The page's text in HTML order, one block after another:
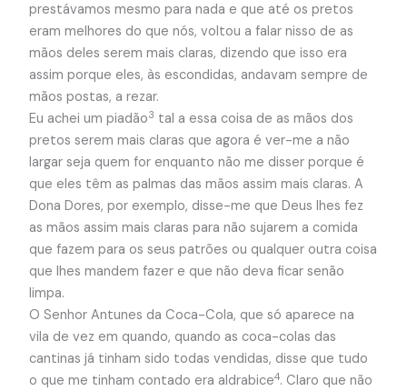
prestávamos mesmo para nada e que até os pretos
eram melhores do que nós, voltou a falar nisso de as
mãos deles serem mais claras, dizendo que isso era
assim porque eles, às escondidas, andavam sempre de
mãos postas, a rezar.
Eu achei um piadão3 tal a essa coisa de as mãos dos
pretos serem mais claras que agora é ver-me a não
largar seja quem for enquanto não me disser porque é
que eles têm as palmas das mãos assim mais claras. A
Dona Dores, por exemplo, disse-me que Deus lhes fez
as mãos assim mais claras para não sujarem a comida
que fazem para os seus patrões ou qualquer outra coisa
que lhes mandem fazer e que não deva ficar senão
limpa.
O Senhor Antunes da Coca-Cola, que só aparece na
vila de vez em quando, quando as coca-colas das
cantinas já tinham sido todas vendidas, disse que tudo
o que me tinham contado era aldrabice4. Claro que não